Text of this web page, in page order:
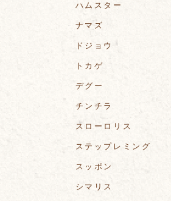
ハムスター
ナマズ
ドジョウ
トカゲ
デグー
チンチラ
スローロリス
ステップレミング
スッポン
シマリス